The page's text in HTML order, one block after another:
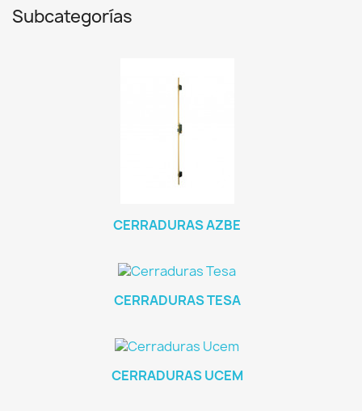
Subcategorías
CERRADURAS AZBE
CERRADURAS TESA
CERRADURAS UCEM